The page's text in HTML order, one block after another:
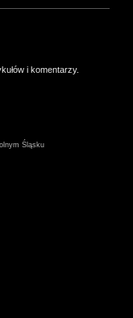
i komentarzy.
Śląsku